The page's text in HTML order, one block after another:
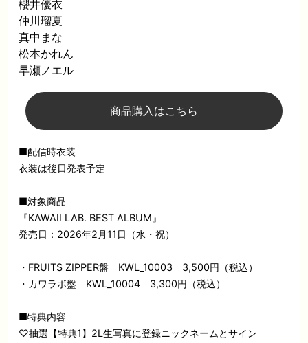
櫻井優衣
仲川瑠夏
真中まな
松本かれん
早瀬ノエル
商品購入はこちら
■配信時衣装
衣装は後日発表予定
■対象商品
『KAWAII LAB. BEST ALBUM』
発売日：2026年2月11日（水・祝）
・FRUITS ZIPPER盤 KWL_10003 3,500円（税込）
・カワラボ盤 KWL_10004 3,300円（税込）
■特典内容
♡抽選【特典1】2L生写真に登録ニックネームとサイン